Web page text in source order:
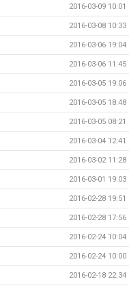
2016-03-09 10:01
2016-03-08 10:33
2016-03-06 19:04
2016-03-06 11:45
2016-03-05 19:06
2016-03-05 18:48
2016-03-05 08:21
2016-03-04 12:41
2016-03-02 11:28
2016-03-01 19:03
2016-02-28 19:51
2016-02-28 17:56
2016-02-24 10:04
2016-02-24 10:00
2016-02-18 22:34